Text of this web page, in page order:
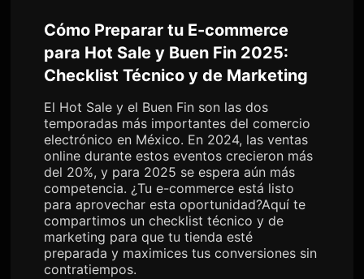
Cómo Preparar tu E-commerce
para Hot Sale y Buen Fin 2025:
Checklist Técnico y de Marketing
El Hot Sale y el Buen Fin son las dos
temporadas más importantes del comercio
electrónico en México. En 2024, las ventas
online durante estos eventos crecieron más
del 20%, y para 2025 se espera aún más
competencia. ¿Tu e-commerce está listo
para aprovechar esta oportunidad?Aquí te
compartimos un checklist técnico y de
marketing para que tu tienda esté
preparada y maximices tus conversiones sin
contratiempos.